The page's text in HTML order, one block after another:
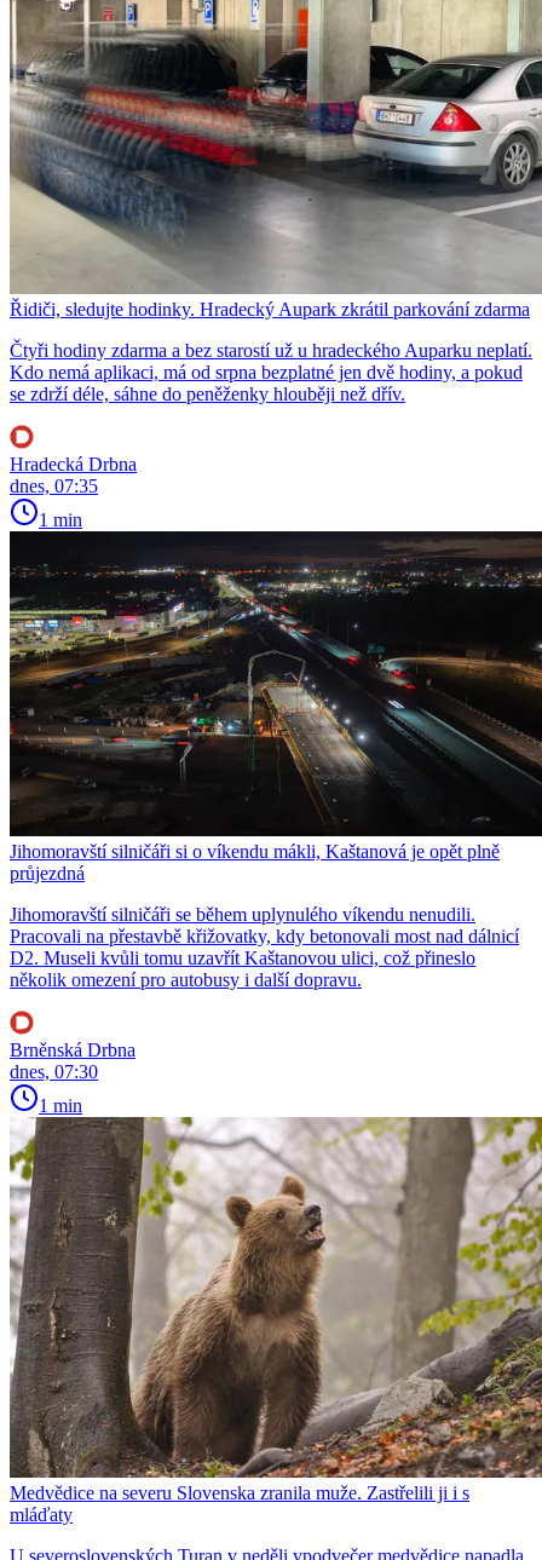
Řidiči, sledujte hodinky. Hradecký Aupark zkrátil parkování zdarma
Čtyři hodiny zdarma a bez starostí už u hradeckého Auparku neplatí.
Kdo nemá aplikaci, má od srpna bezplatné jen dvě hodiny, a pokud
se zdrží déle, sáhne do peněženky hlouběji než dřív.
Hradecká Drbna
dnes, 07:35
1 min
Jihomoravští silničáři si o víkendu mákli, Kaštanová je opět plně
průjezdná
Jihomoravští silničáři se během uplynulého víkendu nenudili.
Pracovali na přestavbě křižovatky, kdy betonovali most nad dálnicí
D2. Museli kvůli tomu uzavřít Kaštanovou ulici, což přineslo
několik omezení pro autobusy i další dopravu.
Brněnská Drbna
dnes, 07:30
1 min
Medvědice na severu Slovenska zranila muže. Zastřelili ji i s
mláďaty